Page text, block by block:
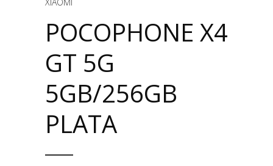
POCOPHONE X4
GT 5G
5GB/256GB
PLATA